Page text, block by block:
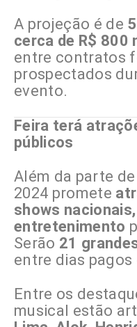
A projeção é de
cerca de R$ 800
entre contratos
prospectados
evento.
Feira terá
públicos
Além da parte
2024 promete
shows
entretenimento
Serão 21
entre dias
Entre os
musical estão